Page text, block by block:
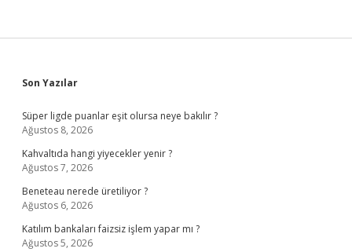
Sidebar
Son Yazılar
Süper ligde puanlar eşit olursa neye bakılır ?
Ağustos 8, 2026
Kahvaltıda hangi yiyecekler yenir ?
Ağustos 7, 2026
Beneteau nerede üretiliyor ?
Ağustos 6, 2026
Katılım bankaları faizsiz işlem yapar mı ?
Ağustos 5, 2026